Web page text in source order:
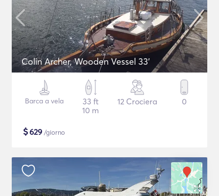
Colin Archer, Wooden Vessel 33'
Barca a vela
33 ft
10 m
12 Crociera 0
$629 /giorno